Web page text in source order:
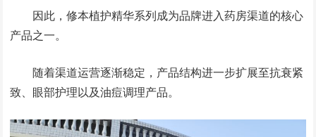
因此，修本植护精华系列成为品牌进入药房渠道的核心
产品之一。
随着渠道运营逐渐稳定，产品结构进一步扩展至抗衰紧
致、眼部护理以及油痘调理产品。